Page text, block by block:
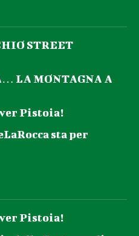
STREET
LA MONTAGNA A
Pistoia!
sta per
Pistoia!